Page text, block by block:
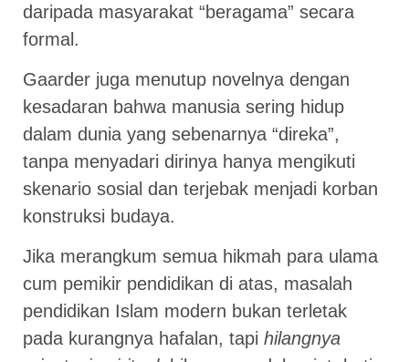
daripada masyarakat “beragama” secara
formal.
Gaarder juga menutup novelnya dengan
kesadaran bahwa manusia sering hidup
dalam dunia yang sebenarnya “direka”,
tanpa menyadari dirinya hanya mengikuti
skenario sosial dan terjebak menjadi korban
konstruksi budaya.
Jika merangkum semua hikmah para ulama
cum pemikir pendidikan di atas, masalah
pendidikan Islam modern bukan terletak
pada kurangnya hafalan, tapi hilangnya